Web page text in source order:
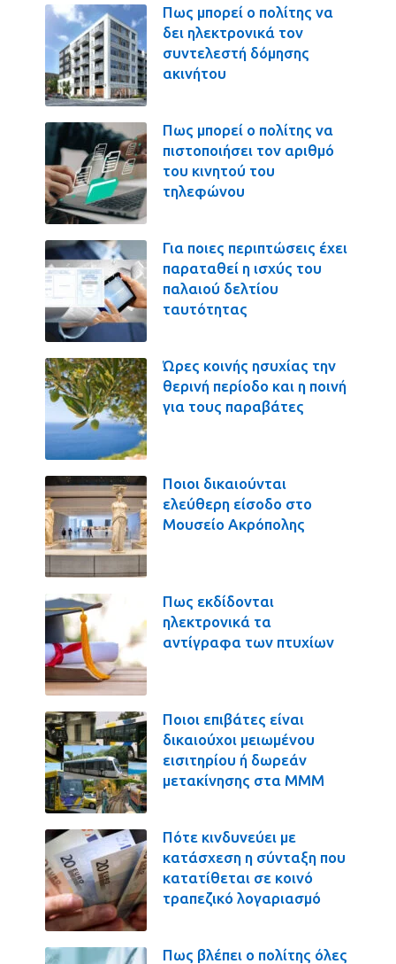
Πως μπορεί ο πολίτης να
δει ηλεκτρονικά τον
συντελεστή δόμησης
ακινήτου
Πως μπορεί ο πολίτης να
πιστοποιήσει τον αριθμό
του κινητού του
τηλεφώνου
Για ποιες περιπτώσεις έχει
παραταθεί η ισχύς του
παλαιού δελτίου
ταυτότητας
Ώρες κοινής ησυχίας την
θερινή περίοδο και η ποινή
για τους παραβάτες
Ποιοι δικαιούνται
ελεύθερη είσοδο στο
Μουσείο Ακρόπολης
Πως εκδίδονται
ηλεκτρονικά τα
αντίγραφα των πτυχίων
Ποιοι επιβάτες είναι
δικαιούχοι μειωμένου
εισιτηρίου ή δωρεάν
μετακίνησης στα ΜΜΜ
Πότε κινδυνεύει με
κατάσχεση η σύνταξη που
κατατίθεται σε κοινό
τραπεζικό λογαριασμό
Πως βλέπει ο πολίτης όλες